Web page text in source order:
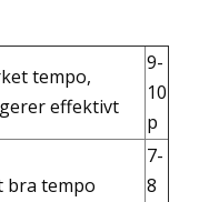
tempo,
effektivt
9-
10
p
bra tempo
7-
8